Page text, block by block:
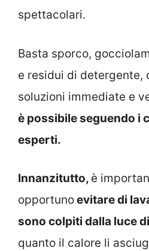
spettacolari.
Basta sporco,
e residui di detergente,
soluzioni immediate e
è possibile seguendo i
esperti.
Innanzitutto, è
opportunoevitare di
sono colpiti dalla luce
quanto il calore li